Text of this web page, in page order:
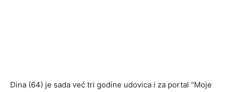
Dina (64) je sada već tri godine udovica i za portal “Moje